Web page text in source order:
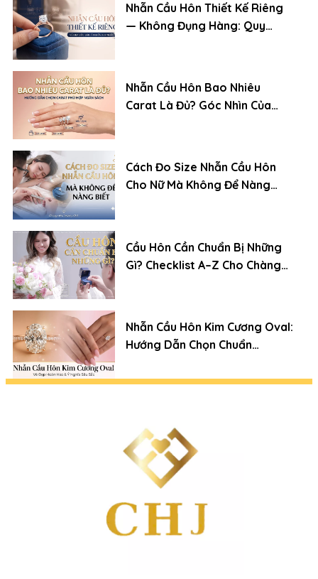
Nhẫn Cầu Hôn Thiết Kế Riêng
— Không Đụng Hàng: Quy
Nhẫn Cầu Hôn Bao Nhiêu
Carat Là Đủ? Góc Nhìn Của
Cách Đo Size Nhẫn Cầu Hôn
Cho Nữ Mà Không Để Nàng
Cầu Hôn Cần Chuẩn Bị Những
Gì? Checklist A–Z Cho Chàng
Nhẫn Cầu Hôn Kim Cương Oval:
Hướng Dẫn Chọn Chuẩn